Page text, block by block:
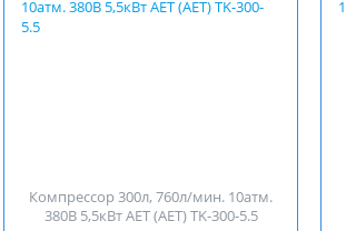
Компрессор 300л, 760л/мин. 10атм.
380В 5,5кВт АЕТ (AET) TK-300-5.5